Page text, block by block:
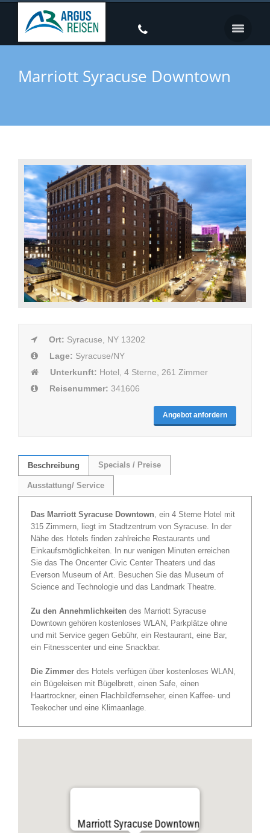
Marriott Syracuse Downtown
Ort: Syracuse, NY 13202
Lage: Syracuse/NY
Unterkunft: Hotel, 4 Sterne, 261 Zimmer
Reisenummer: 341606
Angebot anfordern
Beschreibung Specials / Preise
Ausstattung/ Service
Das Marriott Syracuse Downtown , ein 4 Sterne Hotel mit
315 Zimmern, liegt im Stadtzentrum von Syracuse. In der
Nähe des Hotels finden zahlreiche Restaurants und
Einkaufsmöglichkeiten. In nur wenigen Minuten erreichen
Sie das The Oncenter Civic Center Theaters und das
Everson Museum of Art. Besuchen Sie das Museum of
Science and Technologie und das Landmark Theatre.
Zu den Annehmlichkeiten des Marriott Syracuse
Downtown gehören kostenloses WLAN, Parkplätze ohne
und mit Service gegen Gebühr, ein Restaurant, eine Bar,
ein Fitnesscenter und eine Snackbar.
Die Zimmer des Hotels verfügen über kostenloses WLAN,
ein Bügeleisen mit Bügelbrett, einen Safe, einen
Haartrockner, einen Flachbildfernseher, einen Kaffee- und
Teekocher und eine Klimaanlage.
Marriott Syracuse Downtown